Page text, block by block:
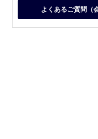
よくあるご質問（